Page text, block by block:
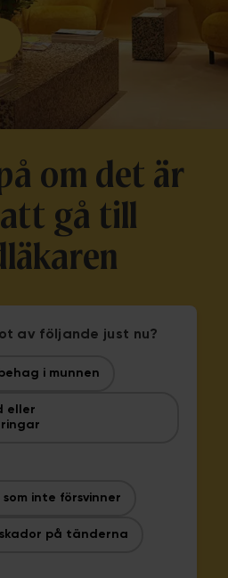
om det är
gå till
av följande just nu?
i munnen
eller
inte försvinner
på tänderna